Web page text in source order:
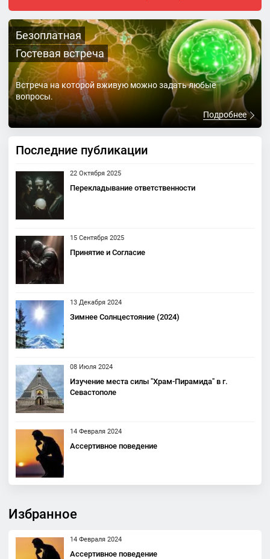
Безоплатная
Гостевая встреча
Встреча на которой вживую можно задать любые
вопросы.
Подробнее
Последние публикации
22 Октября 2025
Перекладывание ответственности
15 Сентября 2025
Принятие и Согласие
13 Декабря 2024
Зимнее Солнцестояние (2024)
08 Июля 2024
Изучение места силы "Храм-Пирамида" в г.
Севастополе
14 Февраля 2024
Ассертивное поведение
Избранное
14 Февраля 2024
Ассертивное поведение